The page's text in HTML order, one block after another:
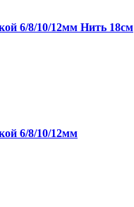
6/8/10/12мм Нить 18см
6/8/10/12мм